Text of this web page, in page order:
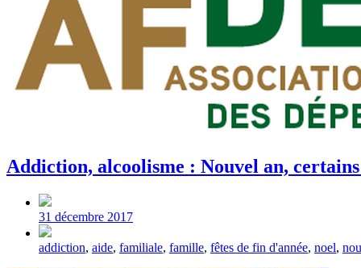
Addiction, alcoolisme : Nouvel an,
Post
date
31 décembre 2017
Tagged
addiction, aide, familiale, famille, fêtes de fin d'année, noel,